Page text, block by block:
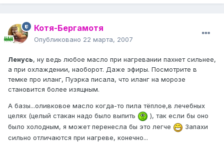
Котя-Бергамотя
Опубликовано 22 марта, 2007
Ленусь, ну ведь любое масло при нагревании пахнет сильнее,
а при охлаждении, наоборот. Даже эфиры. Посмотрите в
темке про иланг, Пуэрка писала, что иланг на морозе
становится более изящным.
А базы...оливковое масло когда-то пила тёплое,в лечебных
целях (целый стакан надо было выпить
), так если бы оно
было холодным, я может перенесла бы это легче
Запахи
сильно отличаются при нагреве, конечно...